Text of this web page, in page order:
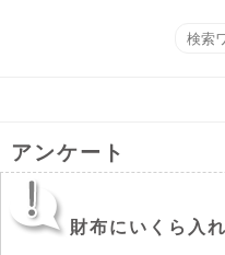
アンケート
財布にいくら入